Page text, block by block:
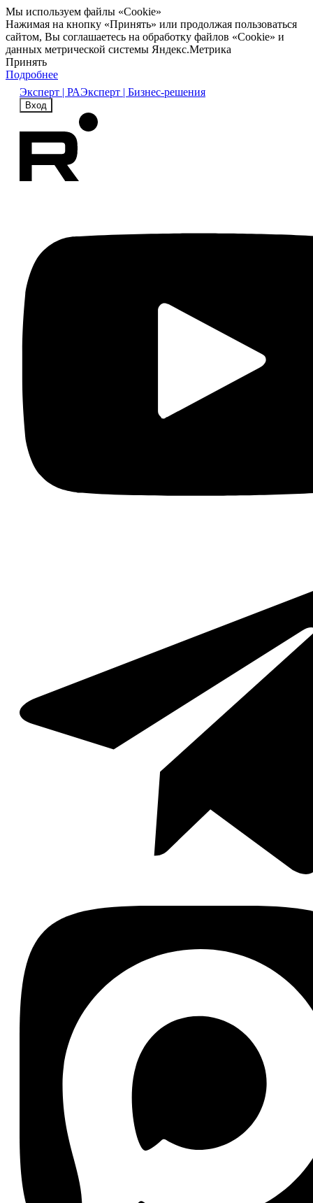
Мы используем файлы «Cookie»
Нажимая на кнопку «Принять» или продолжая пользоваться
сайтом, Вы соглашаетесь на обработку файлов «Cookie» и
данных метрической системы Яндекс.Метрика
Принять
Подробнее
Эксперт | РАЭксперт | Бизнес-решения
Вход